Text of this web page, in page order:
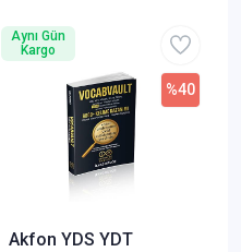
Akfon YDS YDT
%40
Aynı Gün
Kargo